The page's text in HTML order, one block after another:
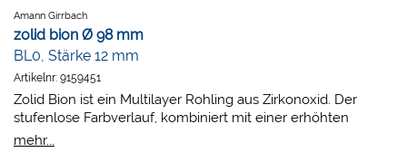
Amann Girrbach
zolid bion Ø 98 mm
BL0, Stärke 12 mm
Artikelnr: 9159451
Zolid Bion ist ein Multilayer Rohling aus Zirkonoxid. Der
stufenlose Farbverlauf, kombiniert mit einer erhöhten
Transluzenz im Schneidebereich, schafft Natürlichkeit ohne
mehr...